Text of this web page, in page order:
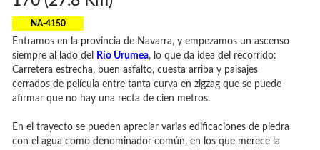
NA-4150
Entramos en la provincia de Navarra, y empezamos un ascenso
siempre al lado del
Río Urumea, lo que da idea del recorrido:
Carretera estrecha, buen asfalto, cuesta arriba y paisajes
cerrados de película entre tanta curva en zigzag que se puede
afirmar que no hay una recta de cien metros.
En el trayecto se pueden apreciar varias edificaciones de piedra
con el agua como denominador común, en los que merece la